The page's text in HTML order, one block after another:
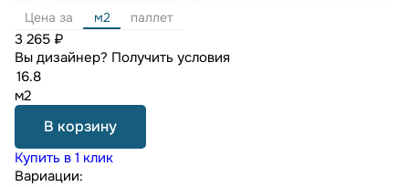
Цена за м2 паллет
3 265 ₽
Вы дизайнер? Получить условия
м2
В корзину
Купить в 1 клик
Вариации: